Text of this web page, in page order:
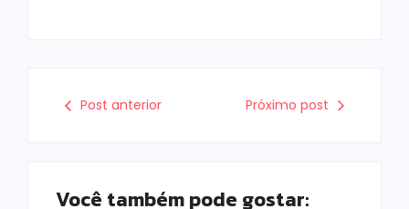
Post anterior Próximo post
Você também pode gostar: